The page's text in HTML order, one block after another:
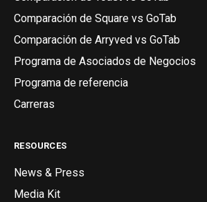
Comparación de Square vs GoTab
Comparación de Arryved vs GoTab
Programa de Asociados de Negocios
Programa de referencia
Carreras
RESOURCES
News & Press
Media Kit